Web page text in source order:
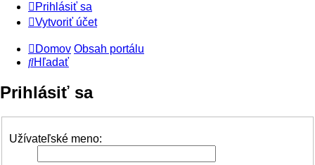
Prihlásiť sa
Vytvoriť účet
Domov Obsah portálu
Hľadať
Prihlásiť sa
Užívateľské meno: